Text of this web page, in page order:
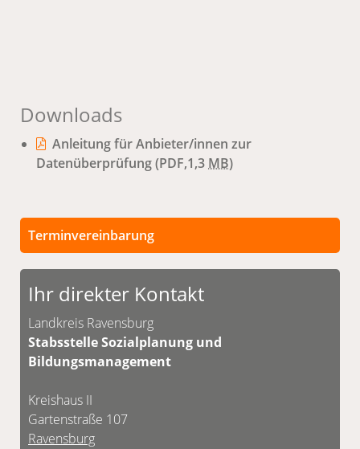
Downloads
Anleitung für Anbieter/innen zur
Datenüberprüfung(PDF,1,3 MB)
Terminvereinbarung
Persönliche Termine sind nach vorheriger
Vereinbarung möglich.
Ihr direkter Kontakt
Landkreis Ravensburg
Stabsstelle Sozialplanung und
Bildungsmanagement
Kreishaus II
Gartenstraße 107
Ravensburg